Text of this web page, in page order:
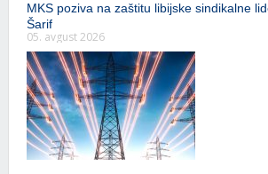
MKS poziva na zaštitu libijske sindikalne
Šarif
05. avgust 2026